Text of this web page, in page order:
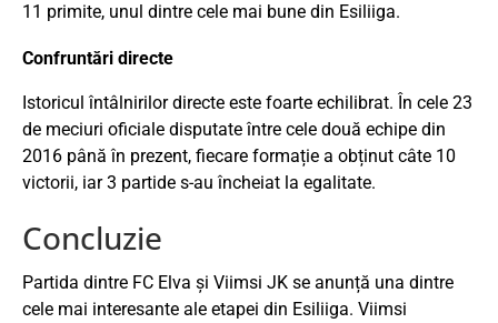
11 primite, unul dintre cele mai bune din Esiliiga.
Confruntări directe
Istoricul întâlnirilor directe este foarte echilibrat. În cele 23
de meciuri oficiale disputate între cele două echipe din
2016 până în prezent, fiecare formație a obținut câte 10
victorii, iar 3 partide s-au încheiat la egalitate.
Concluzie
Partida dintre FC Elva și Viimsi JK se anunță una dintre
cele mai interesante ale etapei din Esiliiga. Viimsi